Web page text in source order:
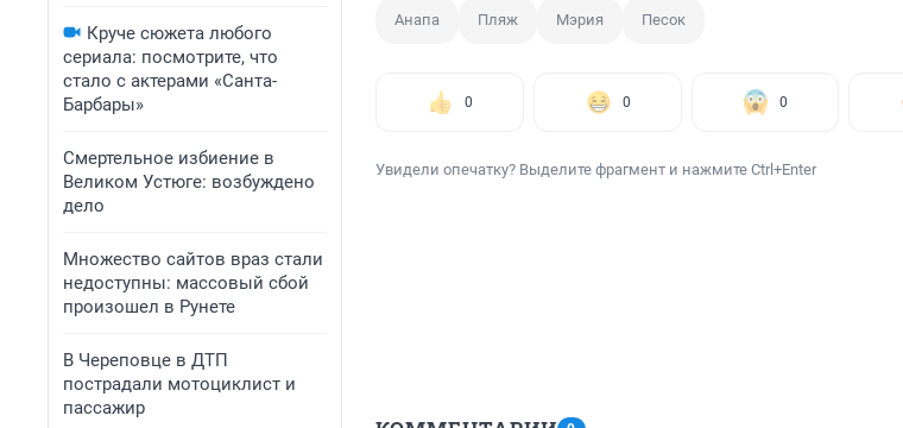
Круче сюжета любого
сериала: посмотрите, что
стало с актерами «Санта-
Барбары»
Смертельное избиение в
Великом Устюге: возбуждено
дело
Множество сайтов враз стали
недоступны: массовый сбой
произошел в Рунете
В Череповце в ДТП
пострадали мотоциклист и
пассажир
Анапа Пляж Мэрия Песок
0 0 0
Увидели опечатку? Выделите фрагмент и нажмите Ctrl+Enter